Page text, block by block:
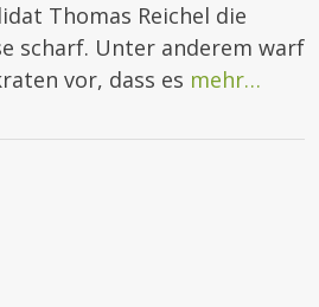
Thomas Reichel die
scharf. Unter anderem warf
vor, dass es mehr…